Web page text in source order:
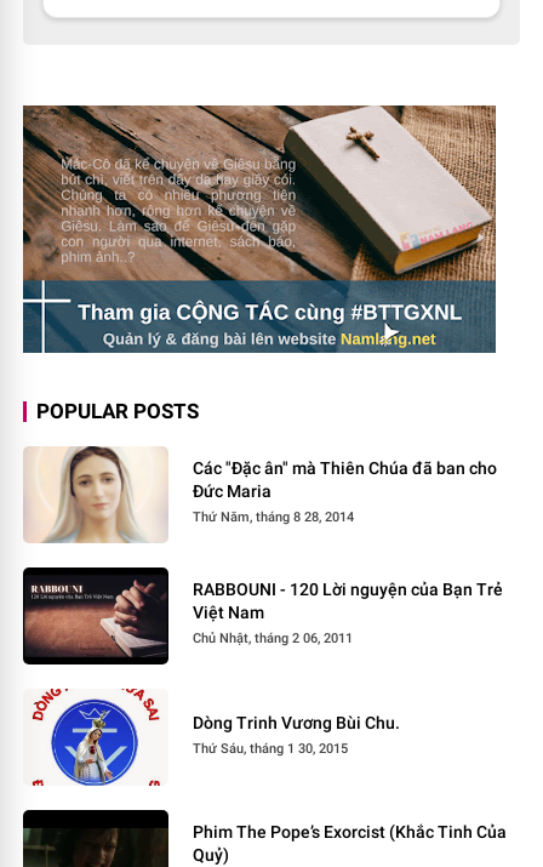
POPULAR POSTS
Các "Đặc ân" mà Thiên Chúa đã ban cho
Đức Maria
Thứ Năm, tháng 8 28, 2014
RABBOUNI - 120 Lời nguyện của Bạn Trẻ
Việt Nam
Chủ Nhật, tháng 2 06, 2011
Dòng Trinh Vương Bùi Chu.
Thứ Sáu, tháng 1 30, 2015
Phim The Pope’s Exorcist (Khắc Tinh Của
Quỷ)